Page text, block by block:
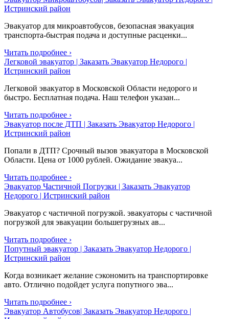
Истринский район
Эвакуатор для микроавтобусов, безопасная эвакуация
транспорта-быстрая подача и доступные расценки...
Читать подробнее ›
Легковой эвакуатор | Заказать Эвакуатор Недорого |
Истринский район
Легковой эвакуатор в Московской Области недорого и
быстро. Бесплатная подача. Наш телефон указан...
Читать подробнее ›
Эвакуатор после ДТП | Заказать Эвакуатор Недорого |
Истринский район
Попали в ДТП? Срочный вызов эвакуатора в Московской
Области. Цена от 1000 рублей. Ожидание эвакуа...
Читать подробнее ›
Эвакуатор Частичной Погрузки | Заказать Эвакуатор
Недорого | Истринский район
Эвакуатор с частичной погрузкой. эвакуаторы с частичной
погрузкой для эвакуации большегрузных ав...
Читать подробнее ›
Попутный эвакуатор | Заказать Эвакуатор Недорого |
Истринский район
Когда возникает желание сэкономить на транспортировке
авто. Отлично подойдет услуга попутного эва...
Читать подробнее ›
Эвакуатор Автобусов| Заказать Эвакуатор Недорого |